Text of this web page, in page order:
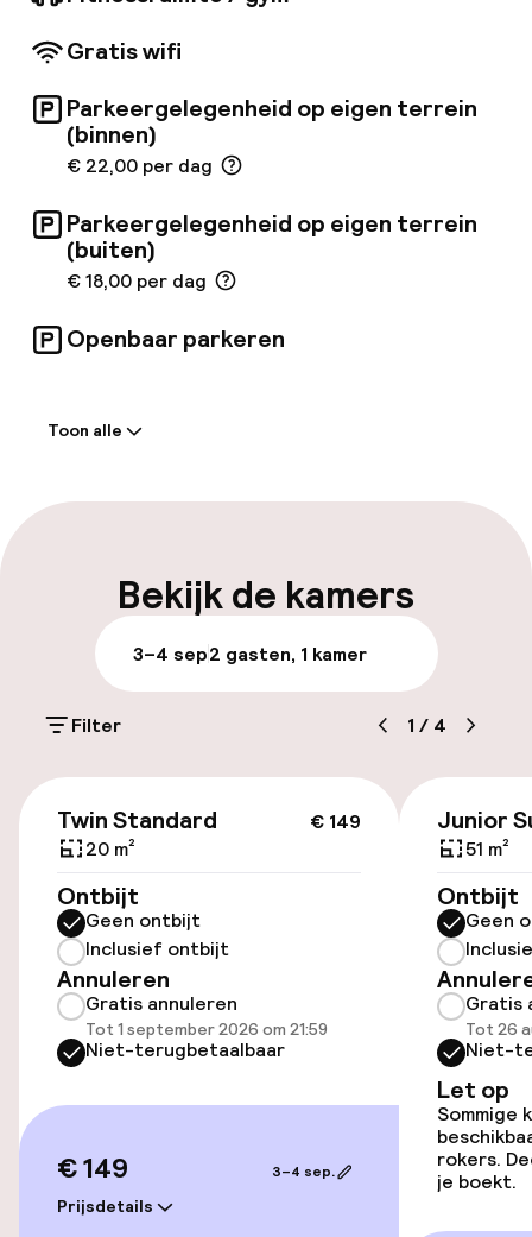
restaurant met mediterrane gerechten.
conferentiefaciliteiten waarderen. De
fitnessruimte en sauna bieden ontspanning en
gasten kunnen zich ontspannen in een van de
bars. Een ideale keuze voor zowel
Gratis wifi
Parkeergelegenheid op eigen terrein
(binnen)
€ 22,00 per dag
Parkeergelegenheid op eigen terrein
(buiten)
€ 18,00 per dag
Openbaar parkeren
Laat uitchecken mogelijk
Bagageruimte
Parkeren & mobiliteit
(buiten)
€ 18,00 per dag
(binnen)
€ 22,00 per dag
Openbaar parkeren
Toegankelijkheid
Kamers
Toon alle
Bekijk de kamers
3–4 sep2 gasten, 1 kamer
Filter 1 / 4
€ 149
Twin Standard
20 m²
Ontbijt
Geen ontbijt
Inclusief ontbijt
Annuleren
Gratis annuleren
Tot 1 september 2026 om 21:59
Niet-terugbetaalbaar
€ 149
Prijsdetails
3–4 sep.
Junior
51 m²
Ontbijt
Geen
Gratis
Tot 26
Niet-
Let op
Sommige
rokers.
je boekt.